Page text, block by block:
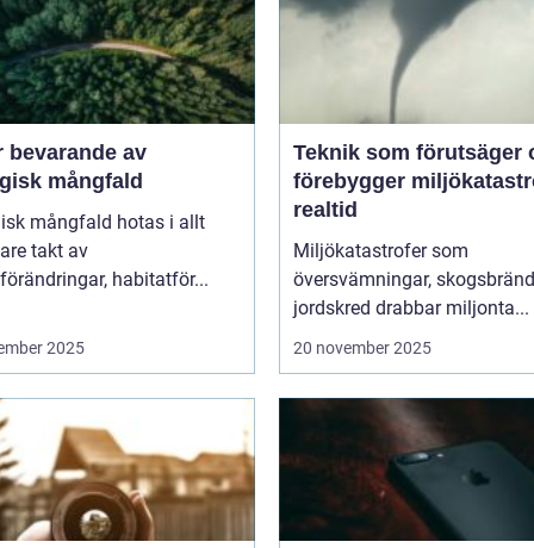
bevarande av
mångfald
mångfald hotas i allt
takt av
habitatför...
2025
Teknik som förutsäger
förebygger
realtid
Miljökatastrofer som
översvämningar,
jordskred drabbar miljonta...
20 november 2025